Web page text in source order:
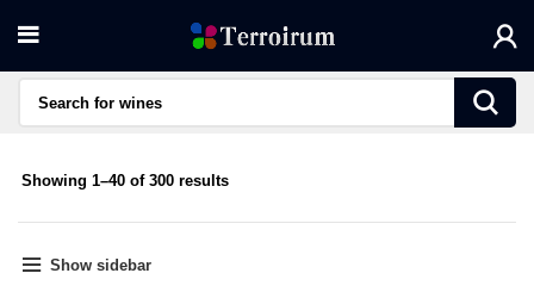
Showing 1–40 of 300 resultsSorted
Show sidebar